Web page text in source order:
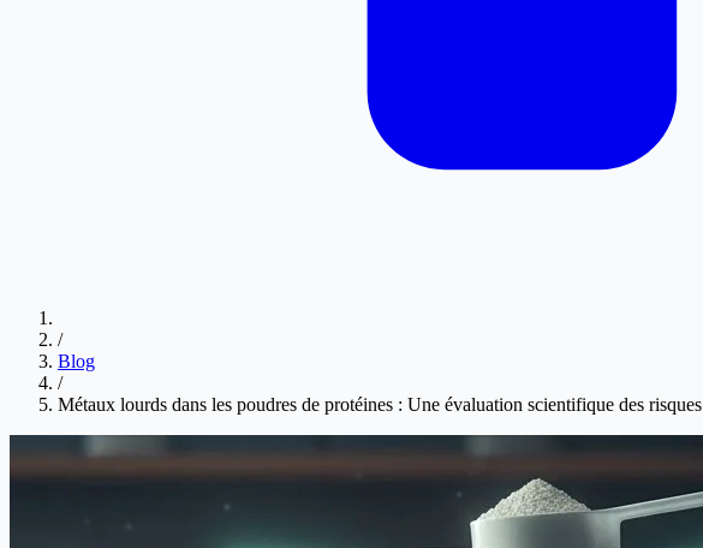
/
Blog
/
Métaux lourds dans les poudres de protéines : Une évaluation scientifique des risques